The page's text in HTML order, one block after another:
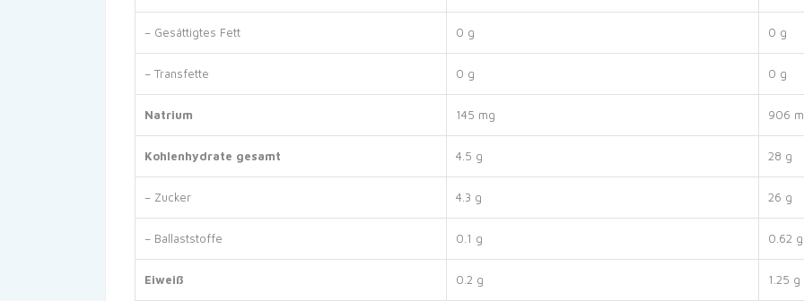
– Gesättigtes Fett 0 g 0 g
– Transfette 0 g 0 g
Natrium 145 mg 906
Kohlenhydrate gesamt 4.5 g 28 g
– Zucker 4.3 g 26 g
– Ballaststoffe 0.1 g 0.62 g
Eiweiß 0.2 g 1.25 g